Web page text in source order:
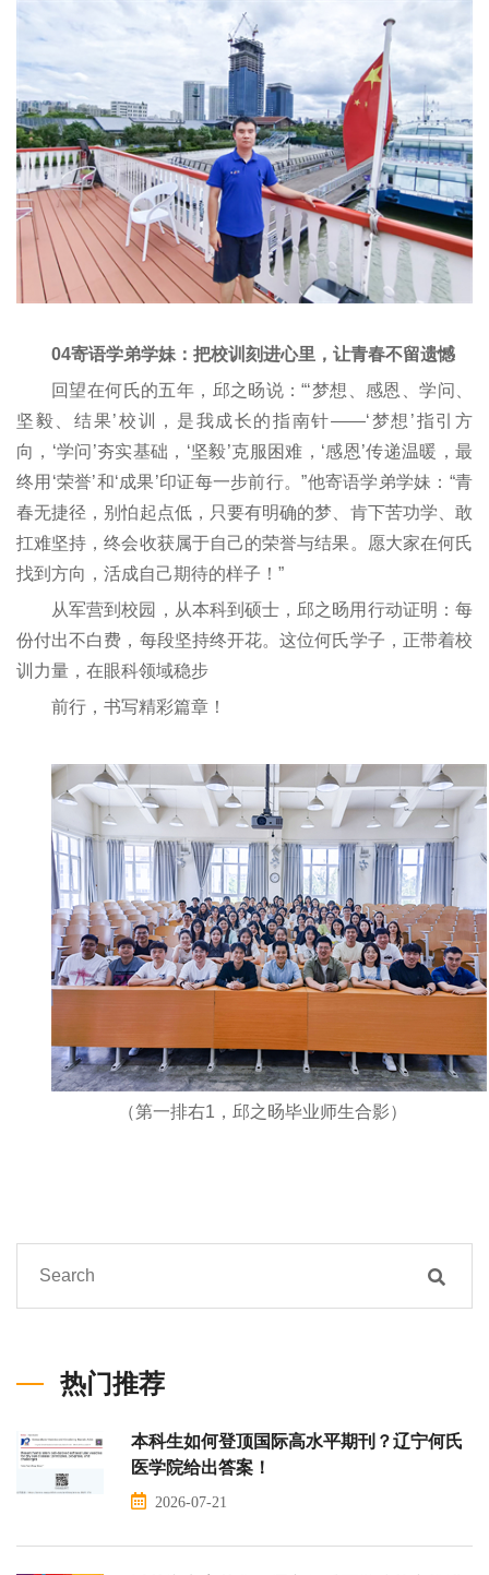
04寄语学弟学妹：把校训刻进心里，让青春不留遗憾
回望在何氏的五年，邱之旸说：“‘梦想、感恩、学问、
坚毅、结果’校训，是我成长的指南针——‘梦想’指引方
向，‘学问’夯实基础，‘坚毅’克服困难，‘感恩’传递温暖，最
终用‘荣誉’和‘成果’印证每一步前行。”他寄语学弟学妹：“青
春无捷径，别怕起点低，只要有明确的梦、肯下苦功学、敢
扛难坚持，终会收获属于自己的荣誉与结果。愿大家在何氏
找到方向，活成自己期待的样子！”
从军营到校园，从本科到硕士，邱之旸用行动证明：每
份付出不白费，每段坚持终开花。这位何氏学子，正带着校
训力量，在眼科领域稳步
前行，书写精彩篇章！
（第一排右1，邱之旸毕业师生合影）
热门推荐
本科生如何登顶国际高水平期刊？辽宁何氏
医学院给出答案！
2026-07-21